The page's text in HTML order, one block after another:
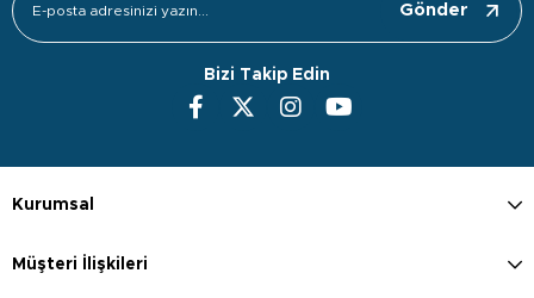
Gönder
Bizi Takip Edin
Kurumsal
Müşteri İlişkileri